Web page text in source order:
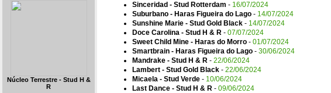
Núcleo Terrestre - Stud H &
R
Sinceridad - Stud Rotterdam - 16/07/2024
Suburbano - Haras Figueira do Lago - 14/07/2024
Sunshine Marie - Stud Gold Black - 14/07/2024
Doce Carolina - Stud H & R - 07/07/2024
Sweet Child Mine - Haras do Morro - 01/07/2024
Smartbrain - Haras Figueira do Lago - 30/06/2024
Mandrake - Stud H & R - 22/06/2024
Lambert - Stud Gold Black - 22/06/2024
Micaela - Stud Verde - 10/06/2024
Last Dance - Stud H & R - 09/06/2024